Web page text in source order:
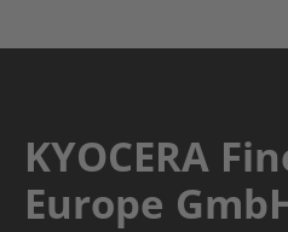
KYOCERA
Europe